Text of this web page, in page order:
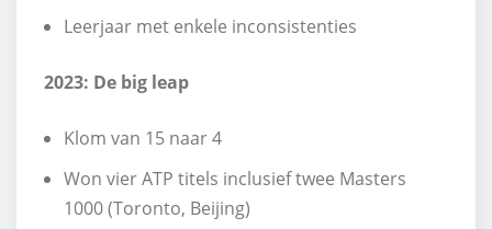
Leerjaar met enkele inconsistenties
2023: De big leap
Klom van 15 naar 4
Won vier ATP titels inclusief twee Masters
1000 (Toronto, Beijing)